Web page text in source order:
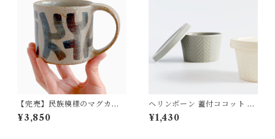
【完売】民族模様のマグカッ
プ 幾何学 横（クバ族 クバクロ
ス）陶器 OKAMA Studio 岡
¥3,850
ヘリンボーン 蓋付ココット 耐
熱陶器 MEISTER HAND
¥1,430